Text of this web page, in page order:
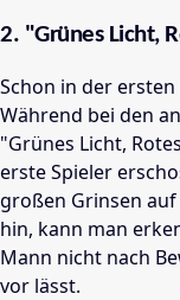
2. "Grünes Licht,
Schon in der
Während bei den
"Grünes Licht,
erste Spieler
großen Grinsen
hin, kann man
Mann nicht nach
vor lässt.